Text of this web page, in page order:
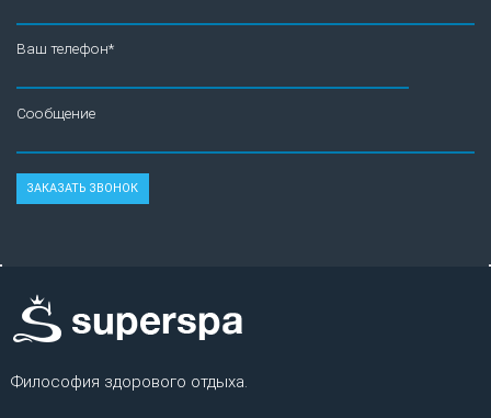
Ваш телефон*
Сообщение
Философия здорового отдыха.